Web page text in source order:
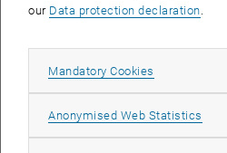
die AgendaWieden in
TU-Flohmarkt im Campus Freihaus,
Die TU Wien ist beim Innenhof-
einige Plätze - wenn Sie Interesse
Freihaus, Durchgang Resselgasse,
our Data protection declaration.
Mandatory Cookies Allow
Anonymised Web Statistics